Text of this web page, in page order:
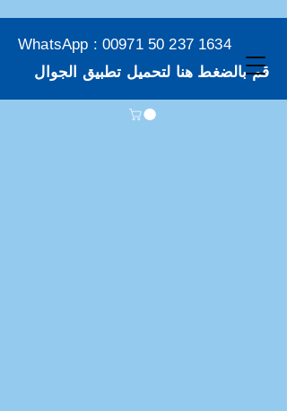
WhatsApp : 00971 50 237 1634
قم بالضغط هنا لتحميل تطبيق الجوال